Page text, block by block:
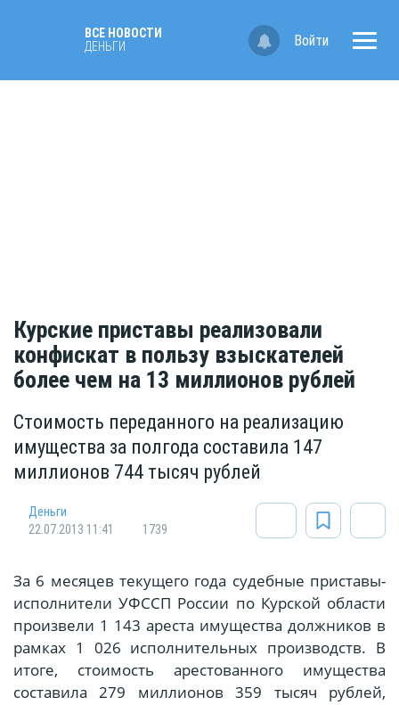
ВСЕ НОВОСТИ
ДЕНЬГИ
Войти
Курские приставы реализовали
конфискат в пользу взыскателей
более чем на 13 миллионов рублей
Стоимость переданного на реализацию
имущества за полгода составила 147
миллионов 744 тысяч рублей
Деньги
22.07.2013 11:41
1739
За 6 месяцев текущего года судебные приставы-
исполнители УФССП России по Курской области
произвели 1 143 ареста имущества должников в
рамках 1 026 исполнительных производств. В
итоге, стоимость арестованного имущества
составила 279 миллионов 359 тысяч рублей,